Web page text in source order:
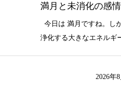
満月と未消化の感情
今日は 満月ですね。し
浄化する大きなエネルギ
2026年8